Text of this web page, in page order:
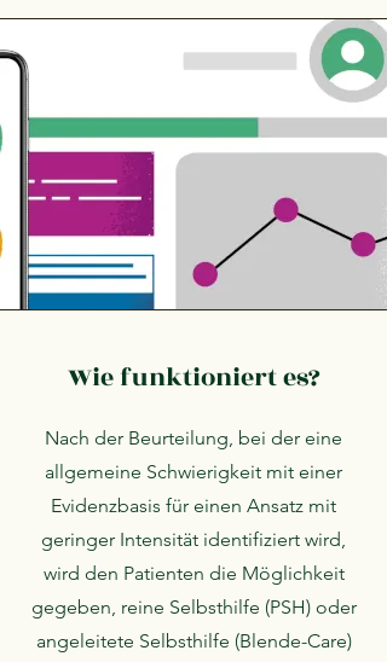
Wie funktioniert es?
Nach der Beurteilung, bei der eine
allgemeine Schwierigkeit mit einer
Evidenzbasis für einen Ansatz mit
geringer Intensität identifiziert wird,
wird den Patienten die Möglichkeit
gegeben, reine Selbsthilfe (PSH) oder
angeleitete Selbsthilfe (Blende-Care)